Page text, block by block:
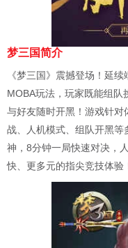
梦三国简介
《梦三国》震撼登场！延
MOBA玩法，玩家既能组队
与好友随时开黑！游戏针
战、人机模式、组队开黑等
神，8分钟一局快速对决，
快、更多元的指尖竞技体验